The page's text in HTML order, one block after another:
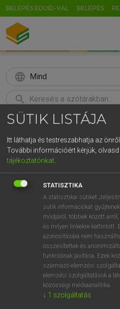
BELÉPÉS EDUID-VAL BELÉPÉS
language Mind
search
Európai uniós
VAN
Van előfizetésem a teljes
SÜTIK LISTÁJA
Itt láthatja és testreszabhatja az
További információért kérjük, olvasd
tájékoztatónkat.
STATISZTIKA
A statisztikai sütiket
sütik információkat
módjáról, többek között
és milyen linkekre kattintott.
azonosítására nem
összesítettek és
funkcióinak javítása. Ezek
származó elemzési
elemzési szolgáltatások a
közösségi médiaanalitika.
↓ 1 szolgáltatás
GR
t z u i
g h j k l é
n m , .